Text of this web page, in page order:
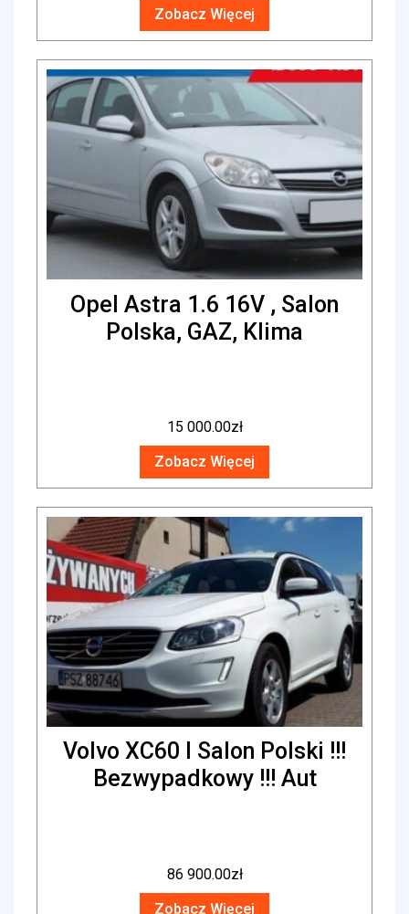
Zobacz Więcej
Opel Astra 1.6 16V , Salon
Polska, GAZ, Klima
15 000.00zł
Zobacz Więcej
Volvo XC60 I Salon Polski !!!
Bezwypadkowy !!! Aut
86 900.00zł
Zobacz Więcej